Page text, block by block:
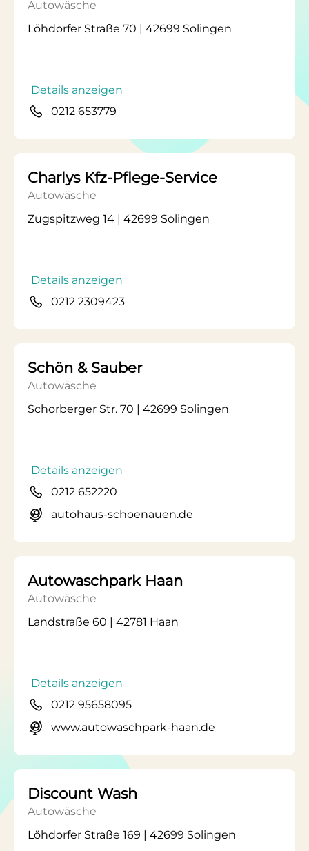
Autowäsche
Löhdorfer Straße 70 | 42699 Solingen
Details anzeigen
0212 653779
Charlys Kfz-Pflege-Service
Autowäsche
Zugspitzweg 14 | 42699 Solingen
Details anzeigen
0212 2309423
Schön & Sauber
Autowäsche
Schorberger Str. 70 | 42699 Solingen
Details anzeigen
0212 652220
autohaus-schoenauen.de
Autowaschpark Haan
Autowäsche
Landstraße 60 | 42781 Haan
Details anzeigen
0212 95658095
www.autowaschpark-haan.de
Discount Wash
Autowäsche
Löhdorfer Straße 169 | 42699 Solingen